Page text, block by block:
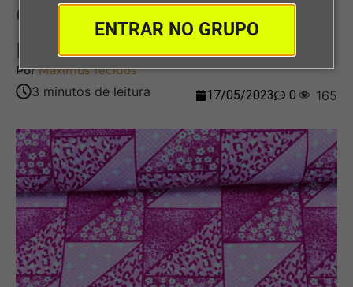
ENTRAR NO GRUPO
O que é a técnica de
patchwork
PorMaximus Tecidos
17/05/2023 0 165